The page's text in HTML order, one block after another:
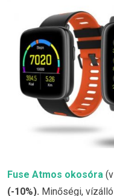
Fuse Atmos okosóra
(-10%). Minőségi,